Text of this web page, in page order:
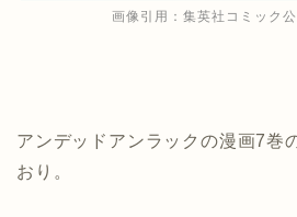
画像引用： 集英社コミック
アンデッドアンラックの漫画7巻
おり。